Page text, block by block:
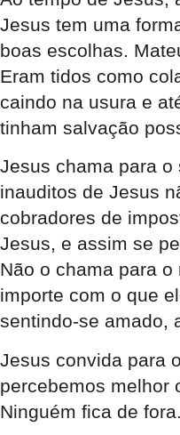
Jesus tem uma
boas escolhas.
Eram tidos como
caindo na usura e
tinham salvação
Jesus chama para
inauditos de Jesus
cobradores de
Jesus, e assim se
Não o chama para
importe com o que
sentindo-se amado,
Jesus convida para
percebemos melhor
Ninguém fica de fora.